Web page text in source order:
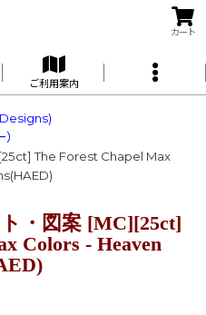
カート
ご利用案内
The Forest Chapel Max
・図案 [MC][25ct]
Colors - Heaven